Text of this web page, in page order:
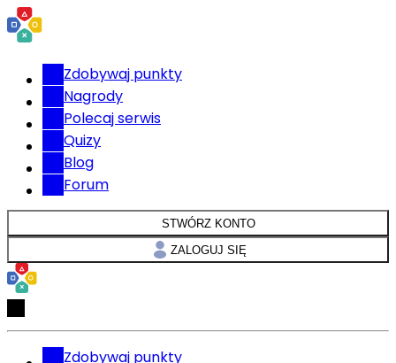
Zdobywaj punkty
Nagrody
Polecaj serwis
Quizy
Blog
Forum
STWÓRZ KONTO
ZALOGUJ SIĘ
Zdobywaj punkty